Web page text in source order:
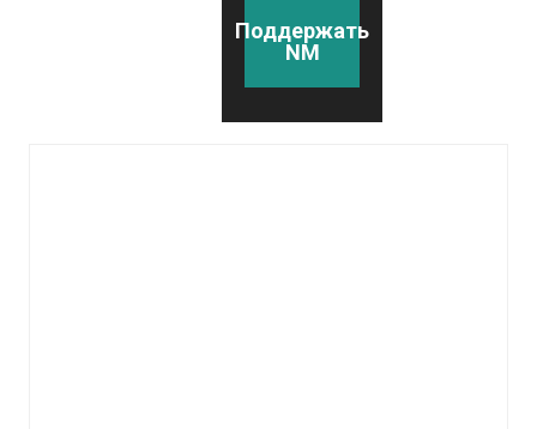
Поддержать
NM